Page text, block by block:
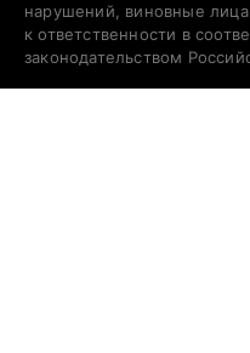
нарушений, виновные
к ответственности в
законодательством